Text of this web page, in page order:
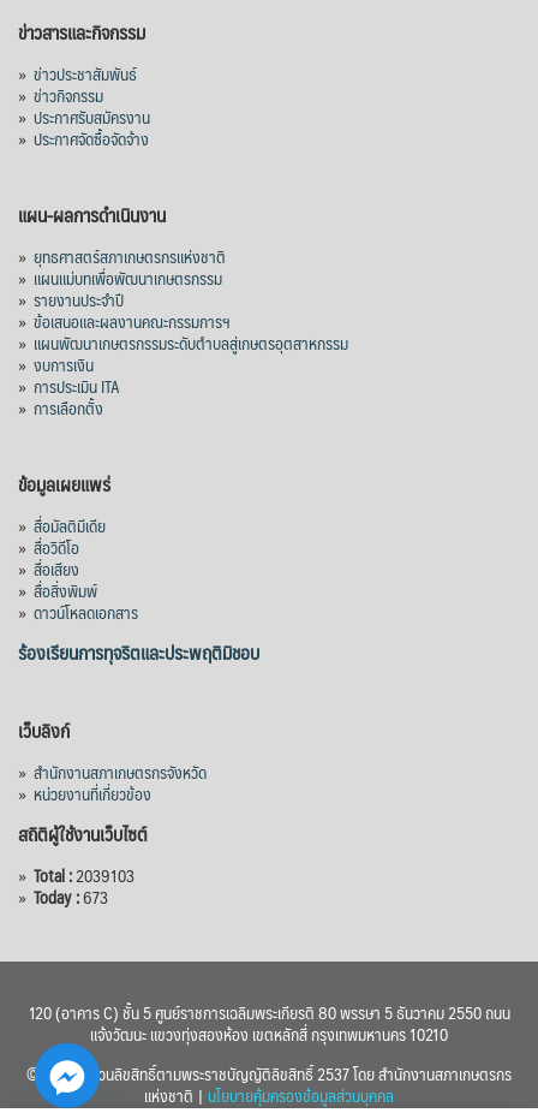
ส่งออกมันครึ่งปี 69 ปริมาณ 2.52 ล้านตัน
ลด 51.63% ยังดีที่ราคาขายดีกว่าปีก่อน
mgronline.com
View on Facebook
สภาเกษตรกรแห่งชาติ
3 days ago
คณะรัฐมนตรี อนุมัติโครงการอ่างเก็บน้ำ
คลองวังโตนด วงเงิน 7,200 ล้านบาท สะท้อน
ผลสำเร็จการผลักดันข้อเสนอเชิงนโยบายของ
เมื่อวันที่ 5 สิงหาคม 2569 คณะรัฐมนตรีมีมติ
อนุมัติโครงการอ่างเก็บน้ำคลองวังโตนด
จังหวัดจันทบุรี กรอบวงเงิน 7,200 ล้านบาท
กำหนดระยะเวลาดำเนินงาน 7 ปี (พ.ศ. 2570–
2576) โดยโครงการมีความจุ 99.50 ล้าน
ลูกบาศก์เมตร สามารถสนับสนุนพื้นที่
ชลประทานกว่า 87,700 ไร่ เพิ่ม
View on Facebook
ข่าวสารและกิจกรรม
» ข่าวประชาสัมพันธ์
» ข่าวกิจกรรม
» ประกาศรับสมัครงาน
» ประกาศจัดซื้อจัดจ้าง
แผน-ผลการดำเนินงาน
» ยุทธศาสตร์สภาเกษตรกรแห่งชาติ
» แผนแม่บทเพื่อพัฒนาเกษตรกรรม
» รายงานประจำปี
» ข้อเสนอและผลงานคณะกรรมการฯ
» แผนพัฒนาเกษตรกรรมระดับตำบลสู่เกษตรอุตสาหกรรม
» งบการเงิน
» การประเมิน ITA
» การเลือกตั้ง
ข้อมูลเผยแพร่
» สื่อมัลติมีเดีย
» สื่อวิดีโอ
» สื่อเสียง
» สื่อสิ่งพิมพ์
» ดาวน์โหลดเอกสาร
ร้องเรียนการทุจริตและประพฤติมิชอบ
เว็บลิงก์
» สำนักงานสภาเกษตรกรจังหวัด
» หน่วยงานที่เกี่ยวข้อง
สถิติผู้ใช้งานเว็บไซต์
» Total :2039103
» Today :673
120 (อาคาร C) ชั้น 5 ศูนย์ราชการเฉลิมพระเกียรติ 80 พรรษา 5 ธันวาคม 2550 ถนน
แจ้งวัฒนะ แขวงทุ่งสองห้อง เขตหลักสี่ กรุงเทพมหานคร 10210
© 2560 สงวนลิขสิทธิ์ตามพระราชบัญญัติลิขสิทธิ์ 2537 โดย สำนักงานสภาเกษตรกร
แห่งชาติ | นโยบายคุ้มครองข้อมูลส่วนบุคคล